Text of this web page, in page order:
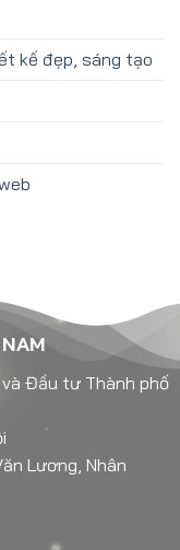
kế đẹp, sáng tạo
Đầu tư Thành phố
Lương, Nhân